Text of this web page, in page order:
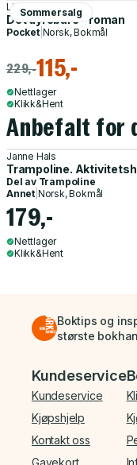
Sommersalg
Linn Ullmann
Det dyrebare - roman
Pocket| Norsk, Bokmål
229,-115,-
Nettlager
Klikk&Hent
Anbefalt for
Janne Hals
Trampoline.
Del av Trampoline
Annet Norsk, Bokmål
179,-
Nettlager
Klikk&Hent
Boktips og
største
Bunnmeny
Kundeservice
Kundeservice
Kjøpshjelp
Kontakt oss
Gavekort